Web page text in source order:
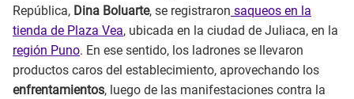
República, Dina Boluarte, se registraron saqueos en la
tienda de Plaza Vea, ubicada en la ciudad de Juliaca, en la
región Puno. En ese sentido, los ladrones se llevaron
productos caros del establecimiento, aprovechando los
enfrentamientos, luego de las manifestaciones contra la